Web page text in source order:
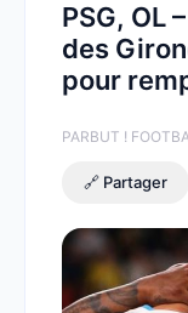
PSG, OL
des
pour
PARBUT !
🔗 Partager